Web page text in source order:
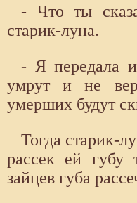
- Что ты
старик-луна.
- Я передала
умрут и не
умерших будут
Тогда старик-
рассек ей
зайцев губа